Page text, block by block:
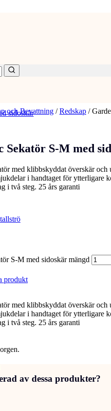
och Bevattning /Redskap /
Sekatör S-M med
med klibbskyddat överskär och
i handtaget för ytterligare
i två steg. 25 års garanti
S-M med sidoskär mängd
produkt
med klibbskyddat överskär och
i handtaget för ytterligare
i två steg. 25 års garanti
av dessa produkter?